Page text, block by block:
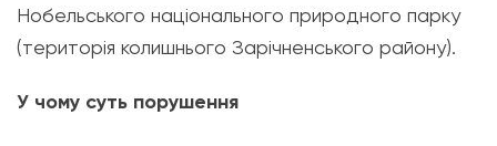
Нобельського національного природного парку
(територія колишнього Зарічненського району).
У чому суть порушення